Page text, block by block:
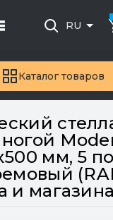
Каталог товаров
RU
мм, 5
и магазина